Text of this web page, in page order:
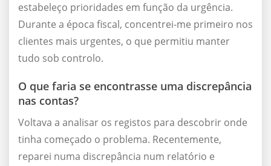
estabeleço prioridades em função da urgência.
Durante a época fiscal, concentrei-me primeiro nos
clientes mais urgentes, o que permitiu manter
tudo sob controlo.
O que faria se encontrasse uma discrepância
nas contas?
Voltava a analisar os registos para descobrir onde
tinha começado o problema. Recentemente,
reparei numa discrepância num relatório e